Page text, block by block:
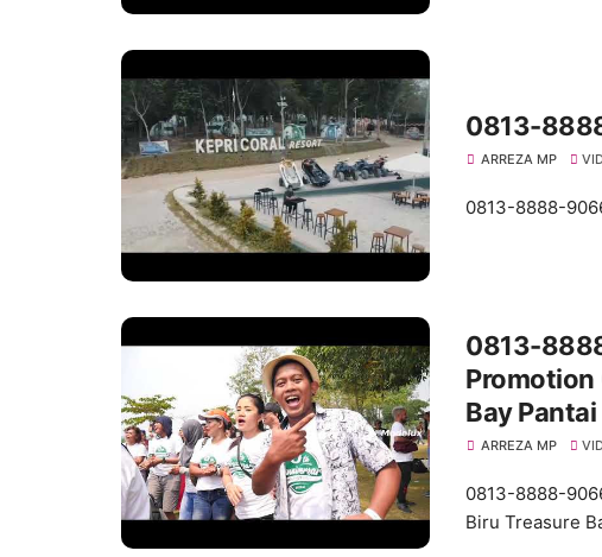
0813-
ARREZA MP
0813-8888-
0813-
Promotion
Bay
ARREZA MP
0813-8888-
Biru Treasure